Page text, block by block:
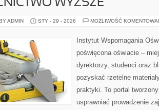
WYŻSZE
ADMIN STY - 29 - 2026 MOŻLIWOŚĆ
Instytut Wspomagania
poświęcona oświacie –
dyrektorzy, studenci oraz
pozyskać rzetelne
praktyki. To portal
usprawniać prowadzenie